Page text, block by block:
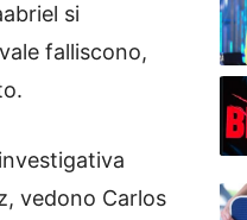
si
falliscono,
vedono Carlos